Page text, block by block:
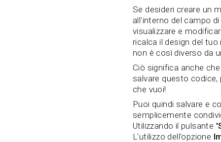
Se desideri creare un
all'interno del campo
visualizzare e
ricalca il design del
non è così diverso da
Ciò significa anche
salvare questo
che vuoi!
Puoi quindi salvare e
semplicemente
Utilizzando il pulsante
L'utilizzo dell'opzione